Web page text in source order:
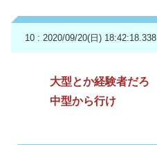
10 : 2020/09/20(日) 18:42:18.338
大型とか経験者だろ
中型から行け